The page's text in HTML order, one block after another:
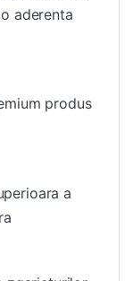
aderenta
produs
a